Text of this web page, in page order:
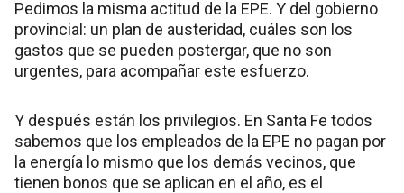
Pedimos la misma actitud de la EPE. Y del gobierno
provincial: un plan de austeridad, cuáles son los
gastos que se pueden postergar, que no son
urgentes, para acompañar este esfuerzo.
Y después están los privilegios. En Santa Fe todos
sabemos que los empleados de la EPE no pagan por
la energía lo mismo que los demás vecinos, que
tienen bonos que se aplican en el año, es el